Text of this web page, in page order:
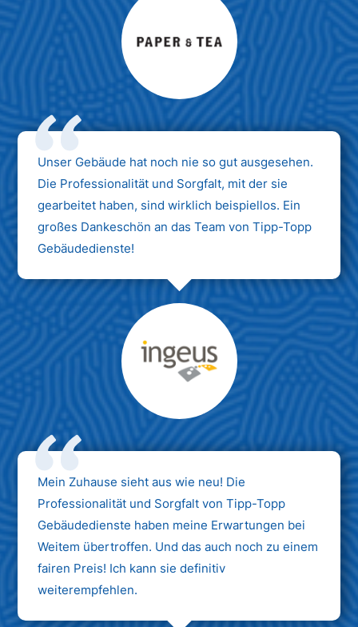
Max Mustermann
Unternehmen AG
Unser Gebäude hat noch nie so gut ausgesehen.
Die Professionalität und Sorgfalt, mit der sie
gearbeitet haben, sind wirklich beispiellos. Ein
großes Dankeschön an das Team von Tipp-Topp
Gebäudedienste!
Max Mustermann
Unternehmen AG
Mein Zuhause sieht aus wie neu! Die
Professionalität und Sorgfalt von Tipp-Topp
Gebäudedienste haben meine Erwartungen bei
Weitem übertroffen. Und das auch noch zu einem
fairen Preis! Ich kann sie definitiv
weiterempfehlen.